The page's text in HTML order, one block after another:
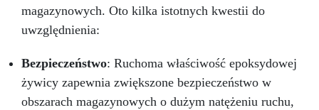
magazynowych. Oto kilka istotnych kwestii do
uwzględnienia:
Bezpieczeństwo: Ruchoma właściwość epoksydowej
żywicy zapewnia zwiększone bezpieczeństwo w
obszarach magazynowych o dużym natężeniu ruchu,